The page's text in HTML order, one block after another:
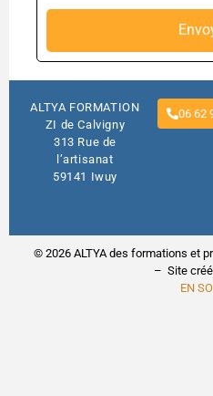
ALTYA FORMATION
ZI de Calvigny
313 Rue de
l’artisanat
59141 Iwuy
06 62
© 2026 ALTYA des formations et
– Site
EN